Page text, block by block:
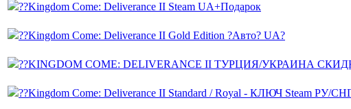
??Kingdom Come: Deliverance II Steam UA+Подарок
??Kingdom Come: Deliverance II Gold Edition ?Авто? UA?
??KINGDOM COME: DELIVERANCE II ТУРЦИЯ/УКРАИНА
??Kingdom Come: Deliverance II Standard / Royal - КЛЮЧ Steam РУ/